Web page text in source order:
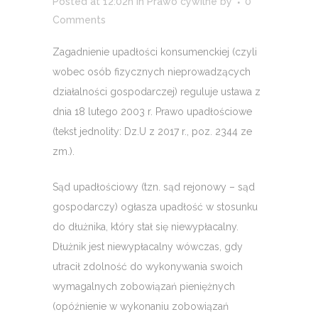
Comments
Zagadnienie upadłości konsumenckiej (czyli
wobec osób fizycznych nieprowadzących
działalności gospodarczej) reguluje ustawa z
dnia 18 lutego 2003 r. Prawo upadłościowe
(tekst jednolity: Dz.U z 2017 r., poz. 2344 ze
zm.).
Sąd upadłościowy (tzn. sąd rejonowy – sąd
gospodarczy) ogłasza upadłość w stosunku
do dłużnika, który stał się niewypłacalny.
Dłużnik jest niewypłacalny wówczas, gdy
utracił zdolność do wykonywania swoich
wymagalnych zobowiązań pieniężnych
(opóźnienie w wykonaniu zobowiązań